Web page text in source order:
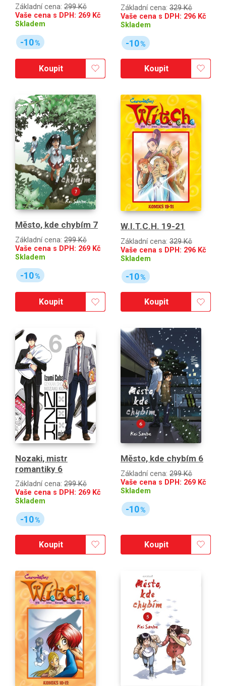
Základní cena: 299 Kč
Vaše cena s DPH: 269 Kč
Skladem
-10%
Koupit
Základní cena: 329 Kč
Vaše cena s DPH: 296 Kč
Skladem
-10%
Koupit
Město, kde chybím 7
Základní cena: 299 Kč
Vaše cena s DPH: 269 Kč
Skladem
-10%
Koupit
W.I.T.C.H. 19-21
Základní cena: 329 Kč
Vaše cena s DPH: 296 Kč
Skladem
-10%
Koupit
Nozaki, mistr
romantiky 6
Základní cena: 299 Kč
Vaše cena s DPH: 269 Kč
Skladem
-10%
Koupit
Město, kde chybím 6
Základní cena: 299 Kč
Vaše cena s DPH: 269 Kč
Skladem
-10%
Koupit